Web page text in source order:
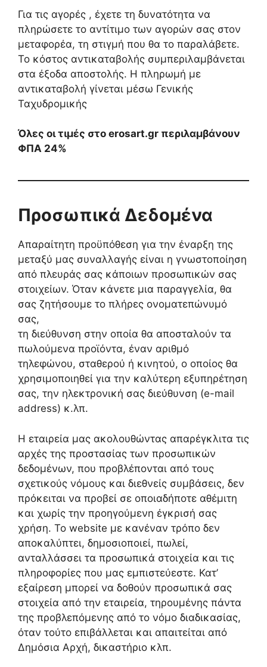
Για τις αγορές , έχετε τη δυνατότητα να
πληρώσετε το αντίτιμο των αγορών σας στον
μεταφορέα, τη στιγμή που θα το παραλάβετε.
Το κόστος αντικαταβολής συμπεριλαμβάνεται
στα έξοδα αποστολής. Η πληρωμή με
αντικαταβολή γίνεται μέσω Γενικής
Ταχυδρομικής
Όλες οι τιμές στο erosart.gr περιλαμβάνουν
ΦΠΑ 24%
Προσωπικά Δεδομένα
Απαραίτητη προϋπόθεση για την έναρξη της
μεταξύ μας συναλλαγής είναι η γνωστοποίηση
από πλευράς σας κάποιων προσωπικών σας
στοιχείων. Όταν κάνετε μια παραγγελία, θα
σας ζητήσουμε το πλήρες ονοματεπώνυμό
σας,
τη διεύθυνση στην οποία θα αποσταλούν τα
πωλούμενα προϊόντα, έναν αριθμό
τηλεφώνου, σταθερού ή κινητού, ο οποίος θα
χρησιμοποιηθεί για την καλύτερη εξυπηρέτηση
σας, την ηλεκτρονική σας διεύθυνση (e-mail
address) κ.λπ.
Η εταιρεία μας ακολουθώντας απαρέγκλιτα τις
αρχές της προστασίας των προσωπικών
δεδομένων, που προβλέπονται από τους
σχετικούς νόμους και διεθνείς συμβάσεις, δεν
πρόκειται να προβεί σε οποιαδήποτε αθέμιτη
και χωρίς την προηγούμενη έγκρισή σας
χρήση. Το website με κανέναν τρόπο δεν
αποκαλύπτει, δημοσιοποιεί, πωλεί,
ανταλλάσσει τα προσωπικά στοιχεία και τις
πληροφορίες που μας εμπιστεύεστε. Κατʼ
εξαίρεση μπορεί να δοθούν προσωπικά σας
στοιχεία από την εταιρεία, τηρουμένης πάντα
της προβλεπόμενης από το νόμο διαδικασίας,
όταν τούτο επιβάλλεται και απαιτείται από
Δημόσια Αρχή, δικαστήριο κλπ.